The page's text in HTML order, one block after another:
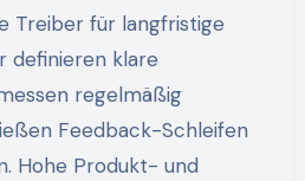
definieren klare
regelmäßig
Feedback-Schleifen
Hohe Produkt- und